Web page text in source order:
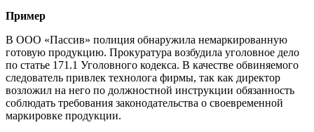
Пример
В ООО «Пассив» полиция обнаружила немаркированную
готовую продукцию. Прокуратура возбудила уголовное дело
по статье 171.1 Уголовного кодекса. В качестве обвиняемого
следователь привлек технолога фирмы, так как директор
возложил на него по должностной инструкции обязанность
соблюдать требования законодательства о своевременной
маркировке продукции.